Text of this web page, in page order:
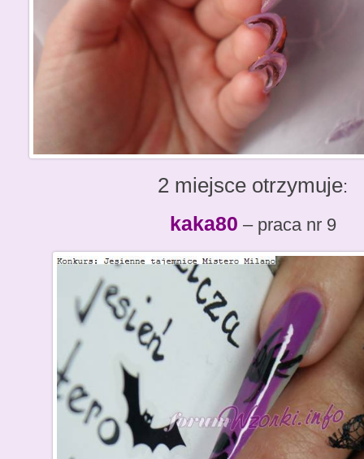
2 miejsce otrzymuje:
kaka80 – praca nr 9